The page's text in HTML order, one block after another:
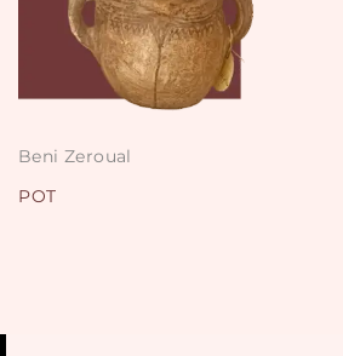
Beni Zeroual
POT